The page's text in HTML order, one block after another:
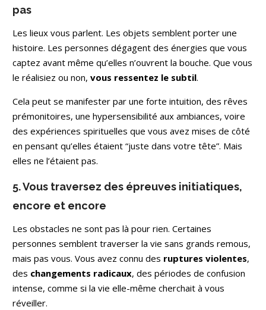
pas
Les lieux vous parlent. Les objets semblent porter une
histoire. Les personnes dégagent des énergies que vous
captez avant même qu’elles n’ouvrent la bouche. Que vous
le réalisiez ou non, vous ressentez le subtil.
Cela peut se manifester par une forte intuition, des rêves
prémonitoires, une hypersensibilité aux ambiances, voire
des expériences spirituelles que vous avez mises de côté
en pensant qu’elles étaient “juste dans votre tête”. Mais
elles ne l’étaient pas.
5. Vous traversez des épreuves initiatiques,
encore et encore
Les obstacles ne sont pas là pour rien. Certaines
personnes semblent traverser la vie sans grands remous,
mais pas vous. Vous avez connu des ruptures violentes,
des changements radicaux, des périodes de confusion
intense, comme si la vie elle-même cherchait à vous
réveiller.